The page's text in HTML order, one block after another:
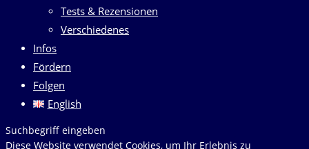
Tests & Rezensionen
Verschiedenes
Infos
Fördern
Folgen
English
Diese
Website
Suchbegriff eingeben
Diese Website verwendet Cookies, um Ihr Erlebnis zu